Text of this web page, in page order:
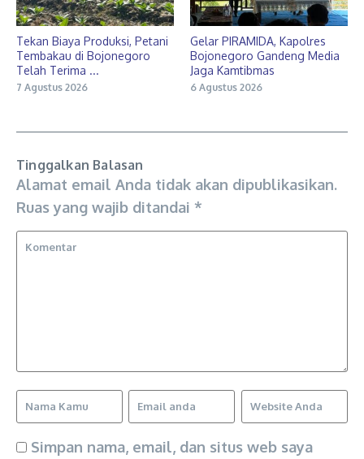
Tekan Biaya Produksi, Petani
Tembakau di Bojonegoro
Telah Terima ...
7 Agustus 2026
Gelar PIRAMIDA, Kapolres
Bojonegoro Gandeng Media
Jaga Kamtibmas
6 Agustus 2026
Tinggalkan Balasan
Alamat email Anda tidak akan dipublikasikan.
Ruas yang wajib ditandai *
Simpan nama, email, dan situs web saya